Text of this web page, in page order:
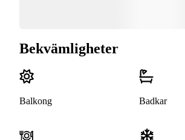
Bekvämligheter
Balkong Badkar